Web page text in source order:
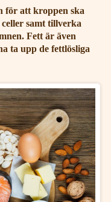
för att kroppen ska
samt tillverka
Fett är även
ta upp de fettlösliga